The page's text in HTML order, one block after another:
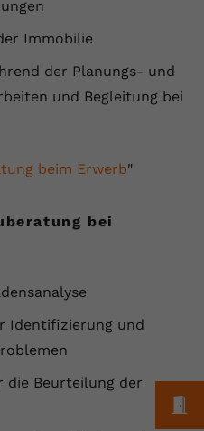
Immobilie
der Planungs- und
und Begleitung bei
beim Erwerb"
bei
Identifizierung und
die Beurteilung der
der Nutzer
devices
diesen Cookie, um die
des Nutzers zu